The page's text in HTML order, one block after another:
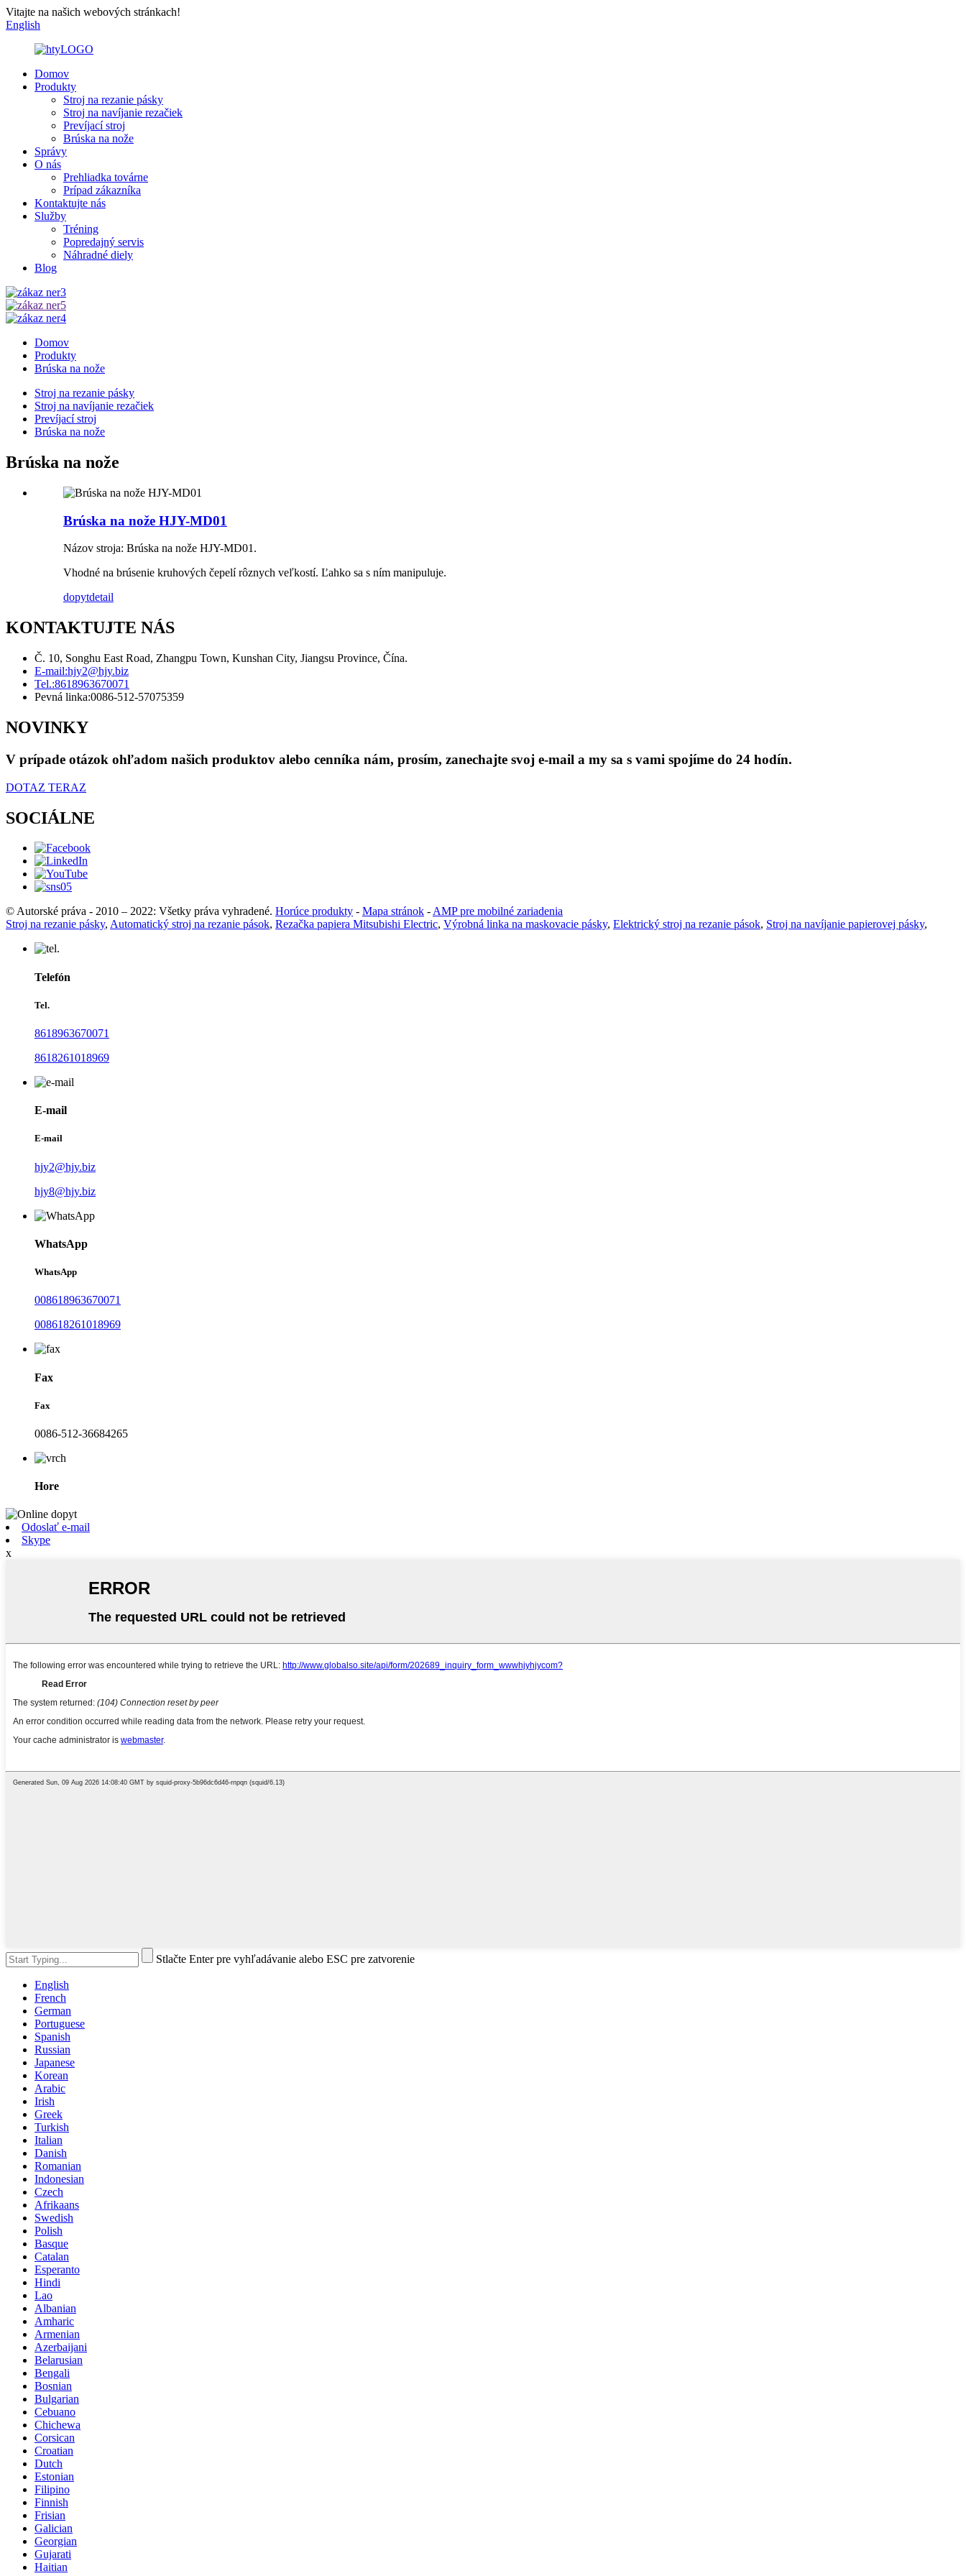
Vitajte na našich webových stránkach!
English
Domov
Produkty
Stroj na rezanie pásky
Stroj na navíjanie rezačiek
Prevíjací stroj
Brúska na nože
Správy
O nás
Prehliadka továrne
Prípad zákazníka
Kontaktujte nás
Služby
Tréning
Popredajný servis
Náhradné diely
Blog
Domov
Produkty
Brúska na nože
Stroj na rezanie pásky
Stroj na navíjanie rezačiek
Prevíjací stroj
Brúska na nože
Brúska na nože
Brúska na nože HJY-MD01
Názov stroja: Brúska na nože HJY-MD01.
Vhodné na brúsenie kruhových čepelí rôznych veľkostí. Ľahko sa s ním manipuluje.
dopytdetail
KONTAKTUJTE NÁS
Č. 10, Songhu East Road, Zhangpu Town, Kunshan City, Jiangsu Province, Čína.
E-mail:hjy2@hjy.biz
Tel.:8618963670071
Pevná linka:0086-512-57075359
NOVINKY
V prípade otázok ohľadom našich produktov alebo cenníka nám, prosím, zanechajte svoj e-mail a my sa s vami spojíme do 24 hodín.
DOTAZ TERAZ
SOCIÁLNE
© Autorské práva - 2010 – 2022: Všetky práva vyhradené. Horúce produkty - Mapa stránok -AMP pre mobilné zariadenia
Stroj na rezanie pásky, Automatický stroj na rezanie pások, Rezačka papiera Mitsubishi Electric, Výrobná linka na maskovacie pásky, Elektrický stroj na rezanie pások, Stroj na navíjanie papierovej pásky,
Telefón
Tel.
8618963670071
8618261018969
E-mail
E-mail
hjy2@hjy.biz
hjy8@hjy.biz
WhatsApp
WhatsApp
008618963670071
008618261018969
Fax
Fax
0086-512-36684265
Hore
Odoslať e-mail
Skype
x
Stlačte Enter pre vyhľadávanie alebo ESC pre zatvorenie
English
French
German
Portuguese
Spanish
Russian
Japanese
Korean
Arabic
Irish
Greek
Turkish
Italian
Danish
Romanian
Indonesian
Czech
Afrikaans
Swedish
Polish
Basque
Catalan
Esperanto
Hindi
Lao
Albanian
Amharic
Armenian
Azerbaijani
Belarusian
Bengali
Bosnian
Bulgarian
Cebuano
Chichewa
Corsican
Croatian
Dutch
Estonian
Filipino
Finnish
Frisian
Galician
Georgian
Gujarati
Haitian